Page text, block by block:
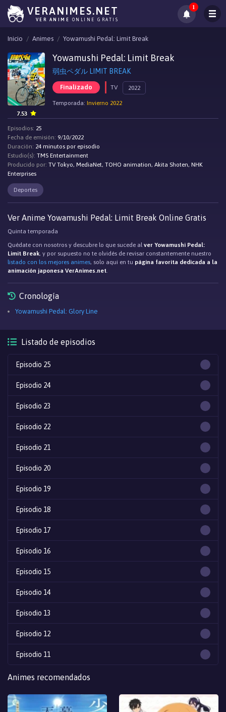
VERANIMES.NET
VER ANIME ONLINE GRATIS
1
Inicio Animes Yowamushi Pedal: Limit Break
Yowamushi Pedal: Limit Break
弱虫ペダル LIMIT BREAK
Finalizado TV 2022
Temporada: Invierno 2022
7.53
Episodios: 25
Fecha de emisión: 9/10/2022
Duración: 24 minutos por episodio
Estudio(s): TMS Entertainment
Producido por: TV Tokyo, MediaNet, TOHO animation, Akita Shoten, NHK
Enterprises
Deportes
Ver Anime Yowamushi Pedal: Limit Break Online Gratis
Quinta temporada
Quédate con nosotros y descubre lo que sucede alver Yowamushi Pedal:
Limit Break, y por supuesto no te olvidés de revisar constantemente nuestro
listado con los mejores animes, solo aqui en tu página favorita dedicada a la
animación japonesa VerAnimes.net.
Cronología
Yowamushi Pedal: Glory Line
Listado de episodios
Episodio 25
Episodio 24
Episodio 23
Episodio 22
Episodio 21
Episodio 20
Episodio 19
Episodio 18
Episodio 17
Episodio 16
Episodio 15
Episodio 14
Episodio 13
Episodio 12
Episodio 11
Episodio 10
Episodio 9
Animes recomendados